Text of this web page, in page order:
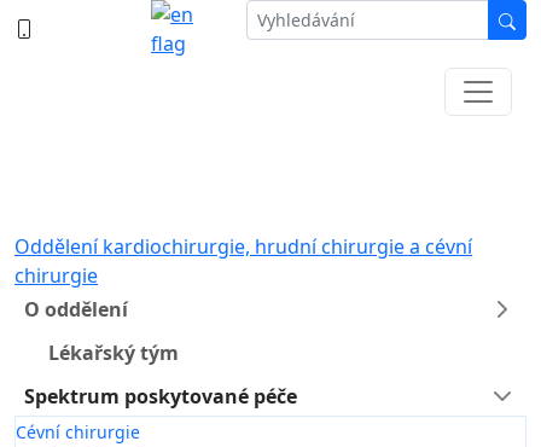
Oddělení kardiochirurgie, hrudní chirurgie a cévní
chirurgie
O oddělení
Lékařský tým
Spektrum poskytované péče
Cévní chirurgie